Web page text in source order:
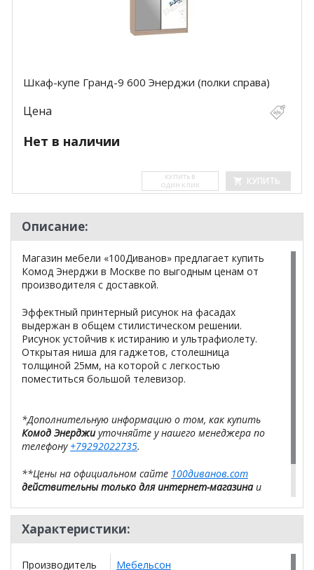
Шкаф-купе Гранд-9 600 Энерджи (полки справа)
Цена
Нет в наличии
КУ­ПИТЬ В
ОДИН КЛИК
КУПИТЬ
Описание:
Магазин мебели «100Диванов» предлагает купить
Комод Энерджи в Москве по выгодным ценам от
производителя с доставкой.
Эффектный принтерный рисунок на фасадах
выдержан в общем стилистическом решении.
Рисунок устойчив к истиранию и ультрафиолету.
Открытая ниша для гаджетов, столешница
толщиной 25мм, на которой с легкостью
поместиться большой телевизор.
*Дополнительную информацию о том, как купить
Комод Энерджиуточняйте у нашего менеджера по
телефону +79292022735.
**Цены на официальном сайте 100диванов.com
действительны только для интернет-магазинаи
салонах сети!
Характеристики:
Производитель
Мебельсон